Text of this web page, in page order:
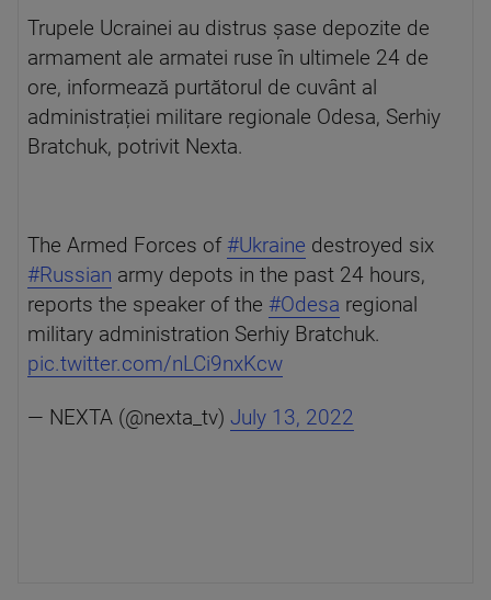
Trupele Ucrainei au distrus șase depozite de
armament ale armatei ruse în ultimele 24 de
ore, informează purtătorul de cuvânt al
administrației militare regionale Odesa, Serhiy
Bratchuk, potrivit Nexta.
The Armed Forces of#Ukraine destroyed six
#Russian army depots in the past 24 hours,
reports the speaker of the #Odesa regional
military administration Serhiy Bratchuk.
pic.twitter.com/nLCi9nxKcw
— NEXTA (@nexta_tv) July 13, 2022